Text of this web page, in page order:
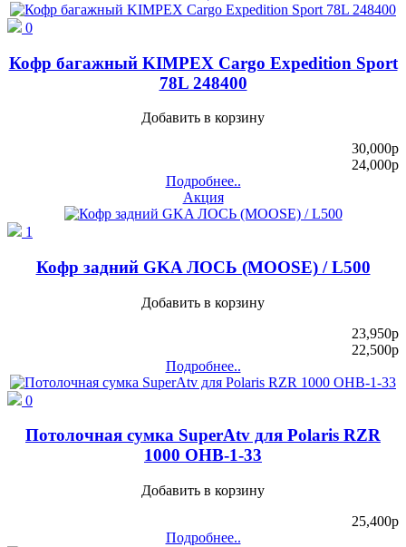
0
Кофр багажный KIMPEX Cargo Expedition Sport
78L 248400
Добавить в корзину
30,000p
24,000p
Подробнее..
Акция
1
Кофр задний GKA ЛОСЬ (MOOSE) / L500
Добавить в корзину
23,950p
22,500p
Подробнее..
0
Потолочная сумка SuperAtv для Polaris RZR
1000 OHB-1-33
Добавить в корзину
25,400p
Подробнее..